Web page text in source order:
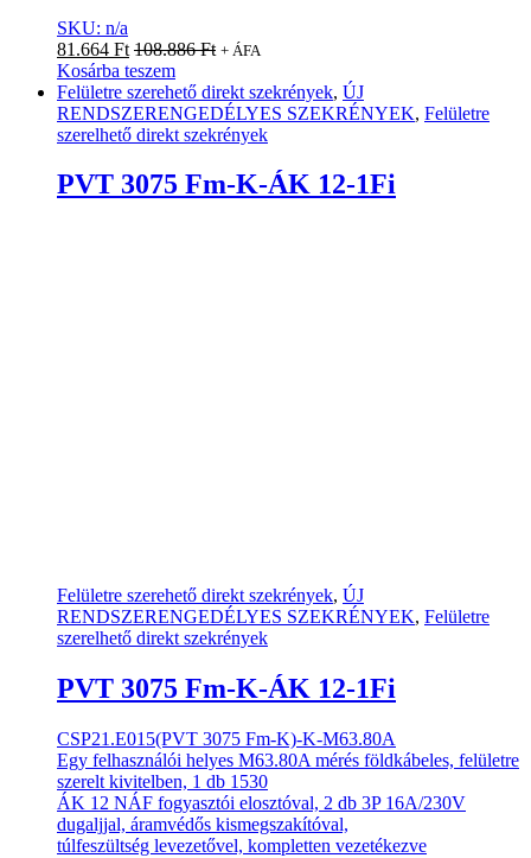
SKU: n/a
81.664 Ft 108.886Ft + ÁFA
Kosárba teszem
Felületre szerehető direkt szekrények, ÚJ
RENDSZERENGEDÉLYES SZEKRÉNYEK, Felületre
szerelhető direkt szekrények
PVT 3075 Fm-K-ÁK 12-1Fi
Felületre szerehető direkt szekrények, ÚJ
RENDSZERENGEDÉLYES SZEKRÉNYEK, Felületre
szerelhető direkt szekrények
PVT 3075 Fm-K-ÁK 12-1Fi
CSP21.E015(PVT 3075 Fm-K)-K-M63.80A
Egy felhasználói helyes M63.80A mérés földkábeles, felületre
szerelt kivitelben, 1 db 1530
ÁK 12 NÁF fogyasztói elosztóval, 2 db 3P 16A/230V
dugaljjal, áramvédős kismegszakítóval,
túlfeszültség levezetővel, kompletten vezetékezve